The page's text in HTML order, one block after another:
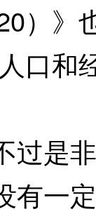
）》
口和
是非
有一